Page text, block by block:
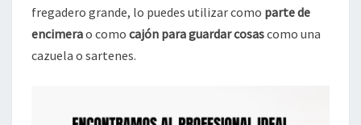
fregadero grande, lo puedes utilizar como parte de
encimerao como cajón para guardar cosascomo una
cazuela o sartenes.